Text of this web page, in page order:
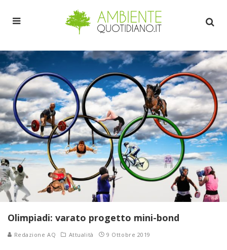
Olimpiadi: varato progetto mini-bond
Redazione AQ Attualità 9 Ottobre 2019